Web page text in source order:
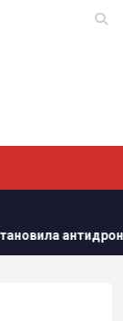
на своїх